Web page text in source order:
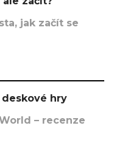
jak začít se
hry
– recenze